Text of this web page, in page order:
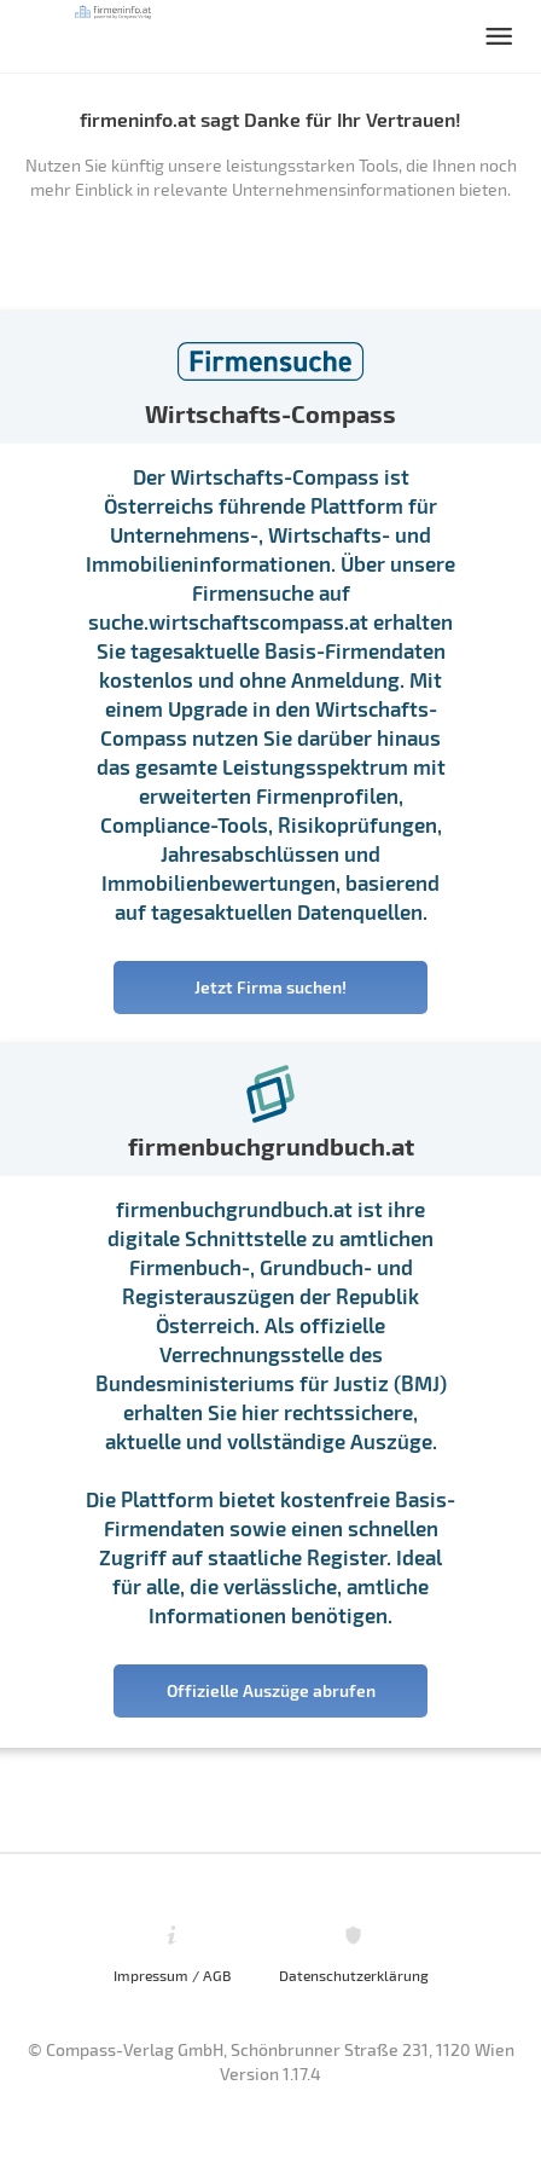
firmeninfo.at sagt Danke für Ihr Vertrauen!
Nutzen Sie künftig unsere leistungsstarken Tools, die Ihnen noch
mehr Einblick in relevante Unternehmensinformationen bieten.
Wirtschafts-Compass
Der Wirtschafts-Compass ist
Österreichs führende Plattform für
Unternehmens-, Wirtschafts- und
Immobilieninformationen. Über unsere
Firmensuche auf
suche.wirtschaftscompass.at erhalten
Sie tagesaktuelle Basis-Firmendaten
kostenlos und ohne Anmeldung. Mit
einem Upgrade in den Wirtschafts-
Compass nutzen Sie darüber hinaus
das gesamte Leistungsspektrum mit
erweiterten Firmenprofilen,
Compliance-Tools, Risikoprüfungen,
Jahresabschlüssen und
Immobilienbewertungen, basierend
auf tagesaktuellen Datenquellen.
Jetzt Firma suchen!
firmenbuchgrundbuch.at
firmenbuchgrundbuch.at ist ihre
digitale Schnittstelle zu amtlichen
Firmenbuch-, Grundbuch- und
Registerauszügen der Republik
Österreich. Als offizielle
Verrechnungsstelle des
Bundesministeriums für Justiz (BMJ)
erhalten Sie hier rechtssichere,
aktuelle und vollständige Auszüge.
Die Plattform bietet kostenfreie Basis-
Firmendaten sowie einen schnellen
Zugriff auf staatliche Register. Ideal
für alle, die verlässliche, amtliche
Informationen benötigen.
Offizielle Auszüge abrufen
Impressum / AGB Datenschutzerklärung
© Compass-Verlag GmbH, Schönbrunner Straße 231, 1120 Wien
Version 1.17.4